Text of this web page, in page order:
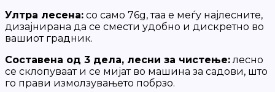
Ултра лесена: со само 76g, таа е меѓу најлесните,
дизајнирана да се смести удобно и дискретно во
вашиот градник.
Составена од 3 дела, лесни за чистење:лесно
се склопуваат и се мијат во машина за садови, што
го прави измолзувањето побрзо.